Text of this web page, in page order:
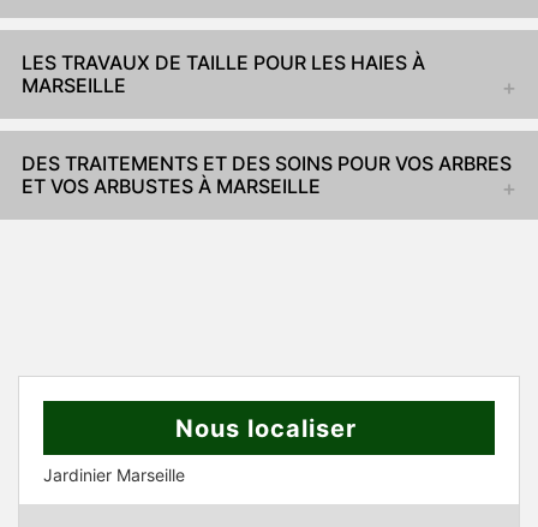
LES TRAVAUX DE TAILLE POUR LES HAIES À
MARSEILLE
DES TRAITEMENTS ET DES SOINS POUR VOS ARBRES
ET VOS ARBUSTES À MARSEILLE
Nous localiser
Jardinier Marseille